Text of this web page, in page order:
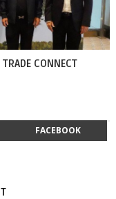
CONNECT
FACEBOOK